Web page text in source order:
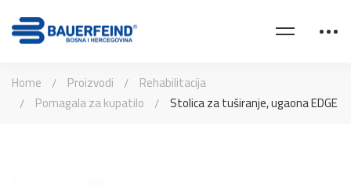
Home Proizvodi
Rehabilitacija
Pomagala za kupatilo
Stolica za tuširanje, ugaona EDGE